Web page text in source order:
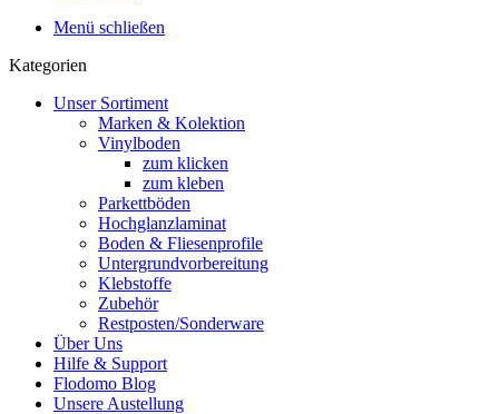
Menü schließen
Kategorien
Unser Sortiment
Marken & Kolektion
Vinylboden
zum klicken
zum kleben
Parkettböden
Hochglanzlaminat
Boden & Fliesenprofile
Untergrundvorbereitung
Klebstoffe
Zubehör
Restposten/Sonderware
Über Uns
Hilfe & Support
Flodomo Blog
Unsere Austellung